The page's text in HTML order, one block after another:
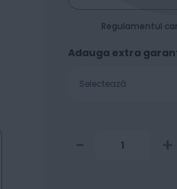
Regulamentul
Adauga extra
Selectează
- +